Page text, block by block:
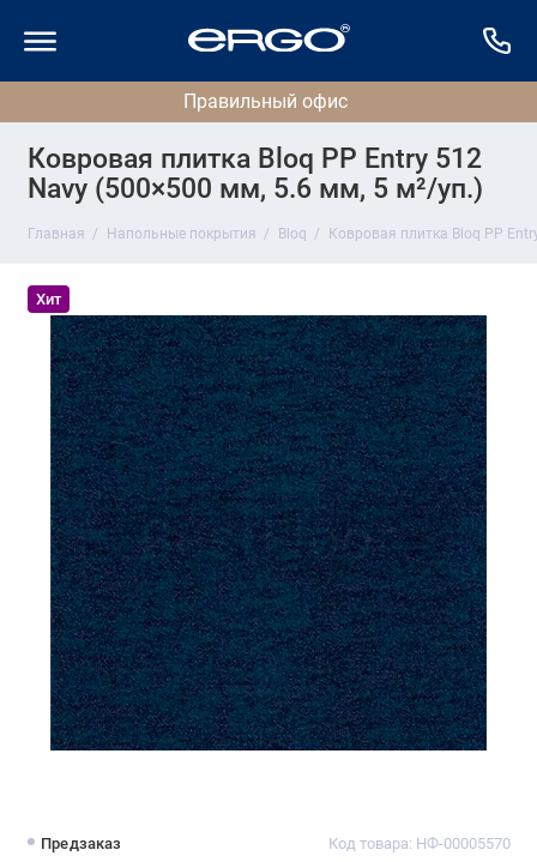
Ковровая плитка Bloq PP Entry 512
Navy (500×500 мм, 5.6 мм, 5 м²/уп.)
Главная Напольные покрытия Bloq Ковровая плитка Bloq PP
Хит
Предзаказ Код товара: НФ-00005570